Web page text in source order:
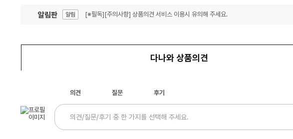
알림판 알림 [※필독][주의사항] 상품의견 서비스 이용시 유의해 주세요.
다나와 상품의견
의견 질문 후기